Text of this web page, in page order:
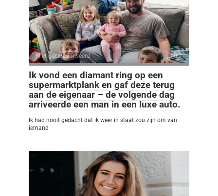
Niet gecategoriseerd 0
Ik vond een diamant ring op een
supermarktplank en gaf deze terug
aan de eigenaar – de volgende dag
arriveerde een man in een luxe auto.
Ik had nooit gedacht dat ik weer in staat zou zijn om van
iemand